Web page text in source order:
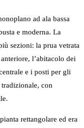
ad ala bassa
e moderna. La
sezioni: la prua vetrata
l’abitacolo dei
e i posti per gli
con
rettangolare ed era